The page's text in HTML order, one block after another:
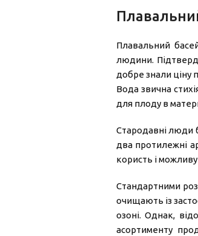
Плавальний
людини.
добре знали ціну
Вода звична
для плоду в
Стародавні люди
два протилежні
користь і
Стандартними
очищають із
озоні. Однак,
асортименту